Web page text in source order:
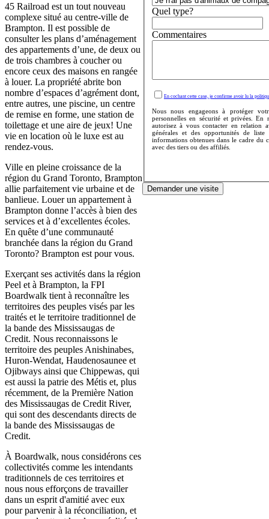
45 Railroad est un tout nouveau
complexe situé au centre-ville de
Brampton. Il est possible de
consulter les plans d’aménagement
des appartements d’une, de deux ou
de trois chambres à coucher ou
encore ceux des maisons en rangée
à louer. La propriété abrite bon
nombre d’espaces d’agrément dont,
entre autres, une piscine, un centre
de remise en forme, une station de
toilettage et une aire de jeux! Une
vie en location où le luxe est au
rendez-vous.
Ville en pleine croissance de la
région du Grand Toronto, Brampton
allie parfaitement vie urbaine et de
banlieue. Louer un appartement à
Brampton donne l’accès à bien des
services et à d’excellentes écoles.
En quête d’une communauté
branchée dans la région du Grand
Toronto? Brampton est pour vous.
Exerçant ses activités dans la région
Peel et à Brampton, la FPI
Boardwalk tient à reconnaître les
territoires des peuples visés par les
traités et le territoire traditionnel de
la bande des Mississaugas de
Credit. Nous reconnaissons le
territoire des peuples Anishinabes,
Huron-Wendat, Haudenosaunee et
Ojibways ainsi que Chippewas, qui
est aussi la patrie des Métis et, plus
récemment, de la Première Nation
des Mississaugas de Credit River,
qui sont des descendants directs de
la bande des Mississaugas de
Credit.
À Boardwalk, nous considérons ces
collectivités comme les intendants
traditionnels de ces territoires et
nous nous efforçons de travailler
dans un esprit d'amitié avec eux
pour parvenir à la réconciliation, et
Quel type?
Commentaires
En cochant cette case, je confirme avoir lu la
Nous nous engageons à protéger
personnelles en sécurité et privées.
autorisez à vous contacter en relation
générales et des opportunités de
informations obtenues dans le cadre du
avec des tiers ou des affiliés.
Demander une visite